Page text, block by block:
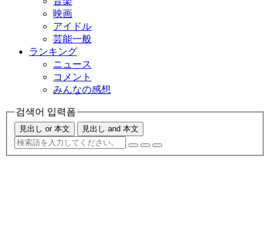
映画
アイドル
芸能一般
ランキング
ニュース
コメント
みんなの感想
검색어 입력폼
見出し or 本文 見出し and 本文